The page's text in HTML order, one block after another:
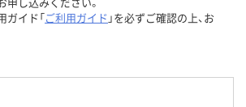
ガイド「ご利用ガイド 」を必ずご確認の上、お